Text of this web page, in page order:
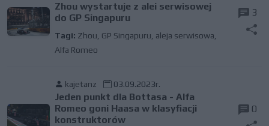
Zhou wystartuje z alei serwisowej
do GP Singapuru
Tagi: Zhou GP Singapuru aleja serwisowa
Alfa Romeo
3
kajetanz 03.09.2023r.
Jeden punkt dla Bottasa - Alfa
Romeo goni Haasa w klasyfiacji
konstruktorów
0